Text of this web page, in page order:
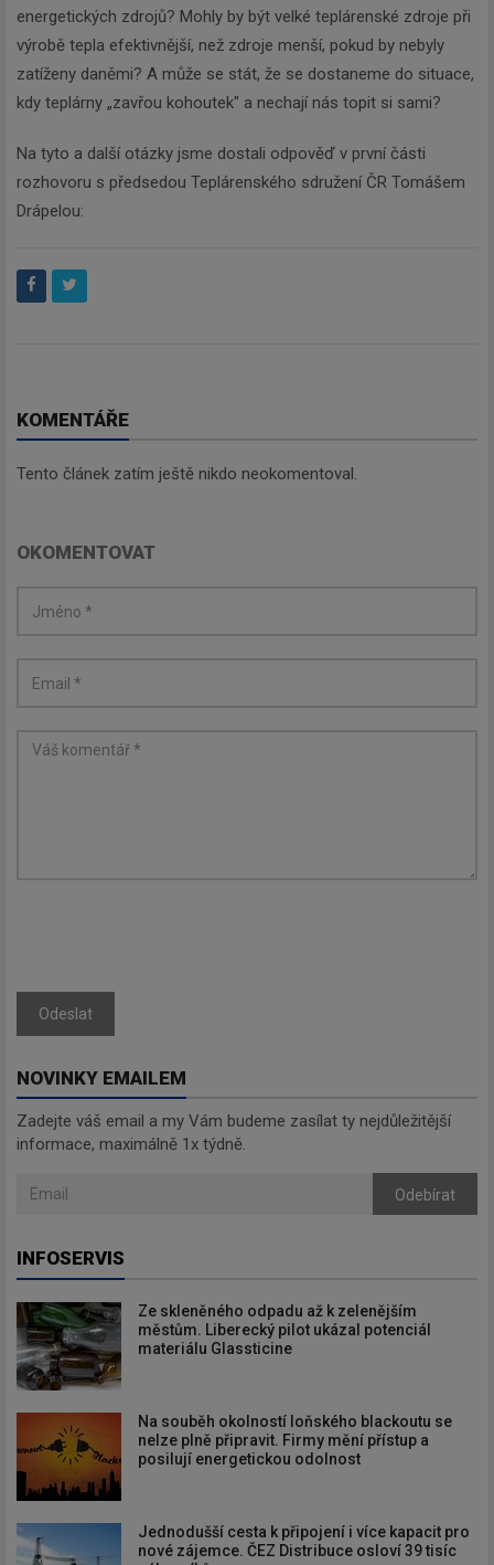
energetických zdrojů? Mohly by být velké teplárenské zdroje při
výrobě tepla efektivnější, než zdroje menší, pokud by nebyly
zatíženy daněmi? A může se stát, že se dostaneme do situace,
kdy teplárny „zavřou kohoutek" a nechají nás topit si sami?
Na tyto a další otázky jsme dostali odpověď v první části
rozhovoru s předsedou Teplárenského sdružení ČR Tomášem
Drápelou:
KOMENTÁŘE
Tento článek zatím ještě nikdo neokomentoval.
OKOMENTOVAT
Odeslat
NOVINKY EMAILEM
Zadejte váš email a my Vám budeme zasílat ty nejdůležitější
informace, maximálně 1x týdně.
Odebírat
INFOSERVIS
Ze skleněného odpadu až k zelenějším
městům. Liberecký pilot ukázal potenciál
materiálu Glassticine
Na souběh okolností loňského blackoutu se
nelze plně připravit. Firmy mění přístup a
posilují energetickou odolnost
Jednodušší cesta k připojení i více kapacit pro
nové zájemce. ČEZ Distribuce osloví 39 tisíc